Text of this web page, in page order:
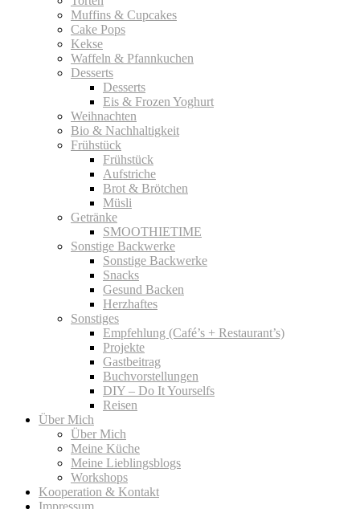
Muffins & Cupcakes
Cake Pops
Kekse
Waffeln & Pfannkuchen
Desserts
Desserts
Eis & Frozen Yoghurt
Weihnachten
Bio & Nachhaltigkeit
Frühstück
Frühstück
Aufstriche
Brot & Brötchen
Müsli
Getränke
SMOOTHIETIME
Sonstige Backwerke
Sonstige Backwerke
Snacks
Gesund Backen
Herzhaftes
Sonstiges
Empfehlung (Café’s + Restaurant’s)
Projekte
Gastbeitrag
Buchvorstellungen
DIY – Do It Yourselfs
Reisen
Über Mich
Über Mich
Meine Küche
Meine Lieblingsblogs
Workshops
Kooperation & Kontakt
Impressum